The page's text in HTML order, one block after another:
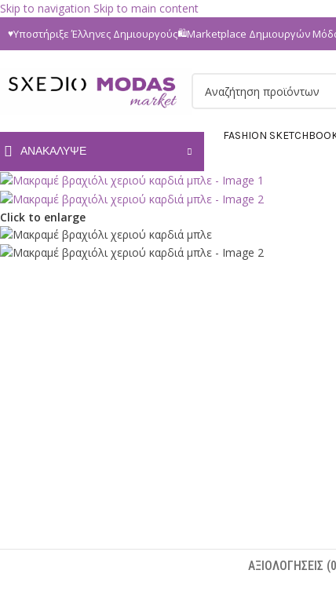
Skip to navigation Skip to main content
♥Υποστήριξε Έλληνες Δημιουργούς🛍Marketplace Δημιουργών
ΑΝΑΚΆΛΥΨΕ
FASHION
Click to enlarge
ΑΞΙΟΛΟΓΉΣΕΙΣ